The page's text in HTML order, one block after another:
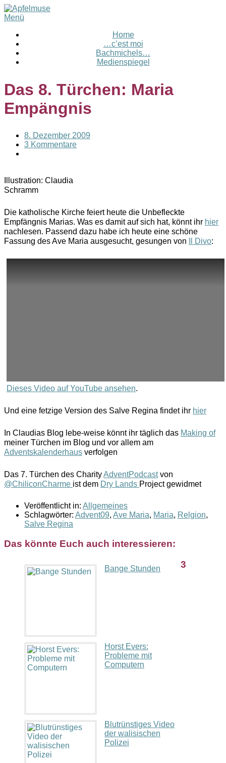
Menü
Home
…c’est moi
Bachmichels…
Medienspiegel
Das 8. Türchen: Maria
Empängnis
8. Dezember 2009
3 Kommentare
Illustration: Claudia
Schramm
Die katholische Kirche feiert heute die Unbefleckte
Empfängnis Marias. Was es damit auf sich hat, könnt ihr hier
nachlesen. Passend dazu habe ich heute eine schöne
Fassung des Ave Maria ausgesucht, gesungen von
Il Divo:
Dieses Video auf YouTube ansehen.
Und eine fetzige Version des Salve Regina findet ihr hier
In Claudias Blog lebe-weise könnt ihr täglich das Making of
meiner Türchen im Blog und vor allem am
Adventskalenderhaus verfolgen
Das 7. Türchen des CharityAdventPodcastvon
@ChiliconCharme ist dem Dry Lands Project gewidmet
Veröffentlicht in: Allgemeines
Schlagwörter: Advent09, Ave Maria, Maria, Relgion,
Salve Regina
Das könnte Euch auch interessieren:
Bange Stunden
Horst Evers:
Probleme mit
Computern
Blutrünstiges Video
der walisischen
Polizei
3